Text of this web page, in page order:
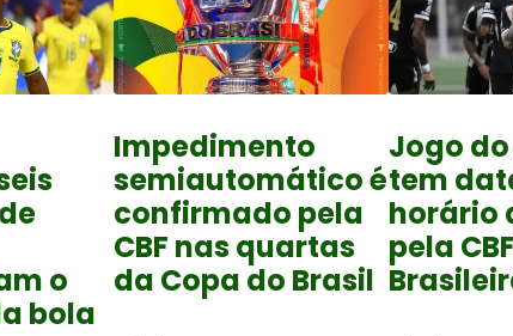
o
bola
Impedimento
semiautomático é
confirmado pela
CBF nas quartas
da Copa do Brasil
Jogo
tem
horário
pela